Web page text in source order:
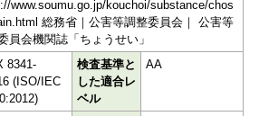
www.soumu.go.jp/kouchoi/substance/chos
総務省｜公害等調整委員会｜ 公害等
員会機関誌「ちょうせい」
8341-
(ISO/IEC
検査基準と
した適合レ
ベル
AA